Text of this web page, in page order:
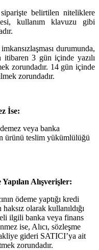
belirtilen niteliklere
kullanım klavuzu gibi
durumunda,
itibaren 3 gün içinde yazılı
zorundadır. 14 gün içinde
zorundadır.
İse:
veya banka
ürünü teslim yükümlülüğü
Alışverişler:
ödeme yaptığı kredi
olarak kullanıldığı
ilgili banka veya finans
ise, Alıcı, sözleşme
gideri SATICI’ya ait
zorundadır.